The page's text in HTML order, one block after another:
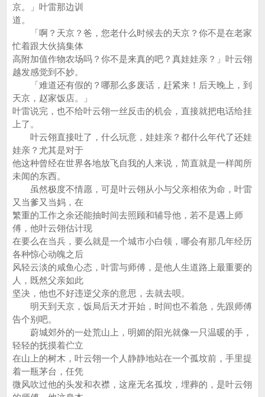
京。」叶雷那边训
道。
「啊？天京？爸，您老什么时候去的天京？你不是在老家
忙着跟大伙搞集体
高附加值作物农场吗？你不是来真的吧？真娃娃亲？」叶云翎
越发感觉到不妙。
「难道还有假的？哪那么多废话，赶紧来！后天晚上，到
天京，赵家饭店。」
叶雷说完，也不给叶云翎一丝反击的机会，直接就把电话给挂
上了。
叶云翎直接吐了，什么玩意，娃娃亲？都什么年代了还娃
娃亲？尤其是对于
他这种曾经在世界各地放飞自我的人来说，简直就是一样闻所
未闻的东西。
虽然极度不情愿，可是叶云翎从小与父亲相依为命，叶雷
又当爹又当妈，在
繁重的工作之余还能抽时间去照顾和辅导他，若不是遇上师
傅，他叶云翎估计现
在要么在当兵，要么就是一个城市小白领，哪会有那几年经历
各种惊心动魄之后
风轻云淡的咸鱼心态，叶雷与师傅，是他人生道路上最重要的
人，既然父亲如此
坚决，他也不好违逆父亲的意思，去就去呗。
明天到天京，饭局后天才开始，时间也不着急，先跟师傅
告个别吧。
蔚城郊外的一处荒山上，明媚的阳光就像一只温暖的手，
轻轻的抚摸着伫立
在山上的树木，叶云翎一个人静静地站在一个孤坟前，手里提
着一瓶茅台，任凭
微风吹过他的头发和衣襟，这座无名孤坟，埋葬的，是叶云翎